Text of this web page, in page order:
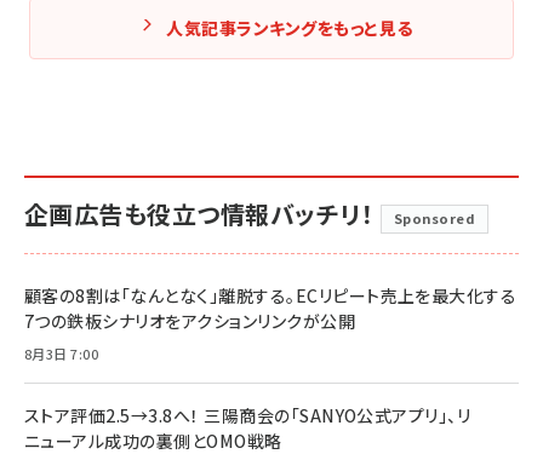
人気記事ランキングをもっと見る
企画広告も役立つ情報バッチリ！ Sponsored
顧客の8割は「なんとなく」離脱する。ECリピート売上を最大化する
7つの鉄板シナリオをアクションリンクが公開
8月3日 7:00
ストア評価2.5→3.8へ！ 三陽商会の「SANYO公式アプリ」、リ
ニューアル成功の裏側とOMO戦略